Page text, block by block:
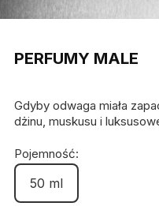
PERFUMY MALE
Gdyby odwaga miała
dżinu, muskusu i
Pojemność:
50 ml